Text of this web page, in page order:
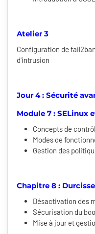
Atelier 3
Configuration de
d'intrusion
Jour 4 : Sécurité
Module 7 : SELinux
Concepts de
Modes de
Gestion des
Chapitre 8 :
Désactivation des
Sécurisation du
Mise à jour et